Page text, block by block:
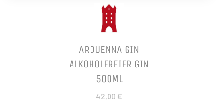
ARDUENNA GIN
ALKOHOLFREIER GIN
500ML
42,00 €